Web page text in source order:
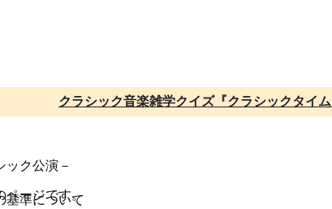
ック公演－
基準について
クラシック音楽雑学クイズ『クラシックタイ
ページです。